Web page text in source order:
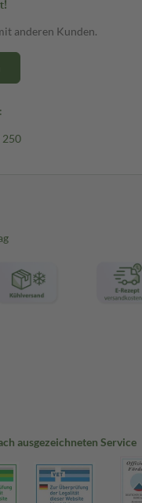
anderen Kunden.
250
ausgezeichneten Service